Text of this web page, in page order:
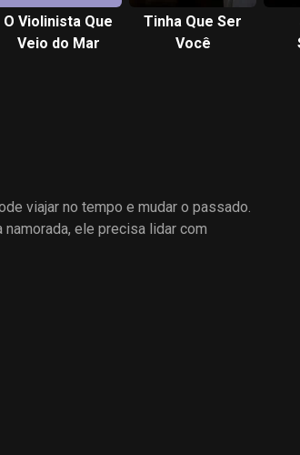
O Violinista Que
Veio do Mar
Tinha Que Ser
Você
viajar no tempo e mudar o passado.
ele precisa lidar com